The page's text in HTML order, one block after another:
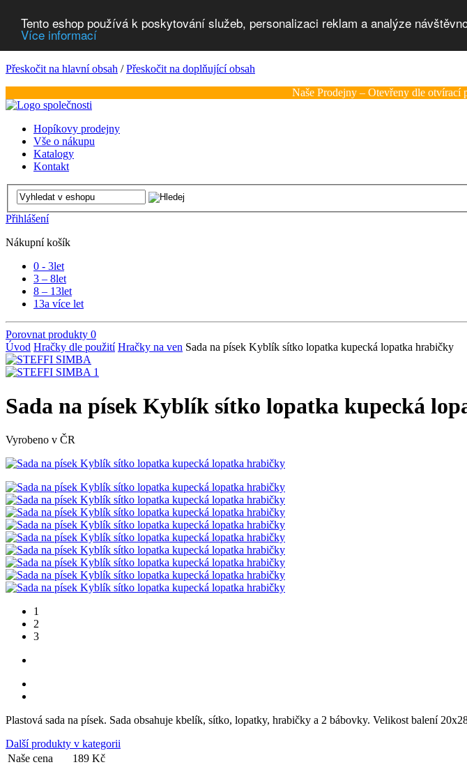
Tento eshop používá k poskytování služeb, personalizaci reklam a analýze
Více informací
Přeskočit na hlavní obsah /Přeskočit na doplňující obsah
Naše Prodejny – Otevřeny dle otvírací
Hopíkovy prodejny
Vše o nákupu
Katalogy
Kontakt
Přihlášení
Nákupní košík
0 - 3let
3 – 8let
8 – 13let
13a více let
Porovnat produkty 0
Úvod Hračky dle použití Hračky na ven Sada na písek Kyblík sítko lopatka kupecká lopatka hrabičky
Sada na písek Kyblík sítko lopatka kupecká
Vyrobeno v ČR
1
2
3
Plastová sada na písek. Sada obsahuje kbelík, sítko, lopatky, hrabičky a 2 bábovky. Velikost balení
Další produkty v kategorii
Naše cena
189 Kč